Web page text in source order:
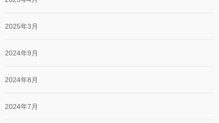
2025年3月
2024年9月
2024年8月
2024年7月